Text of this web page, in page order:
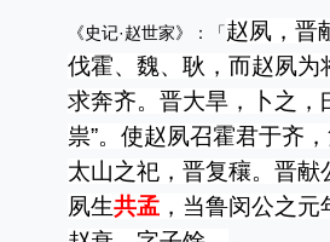
《史记·赵世家》：「赵夙，晋
伐霍、魏、耿，而赵夙为
求奔齐。晋大旱，卜之，
祟”。使赵夙召霍君于齐
太山之祀，晋复穰。晋献
夙生共孟 ，当鲁闵公之元